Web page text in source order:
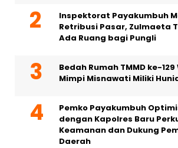
Inspektorat Payakumbuh
Retribusi Pasar, Zulmaeta
Ada Ruang bagi Pungli
Bedah Rumah TMMD ke-
Mimpi Misnawati Miliki
Pemko Payakumbuh
dengan Kapolres Baru
Keamanan dan Dukung
Daerah